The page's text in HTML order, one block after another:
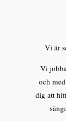
Vi är
Vi
och
dig att